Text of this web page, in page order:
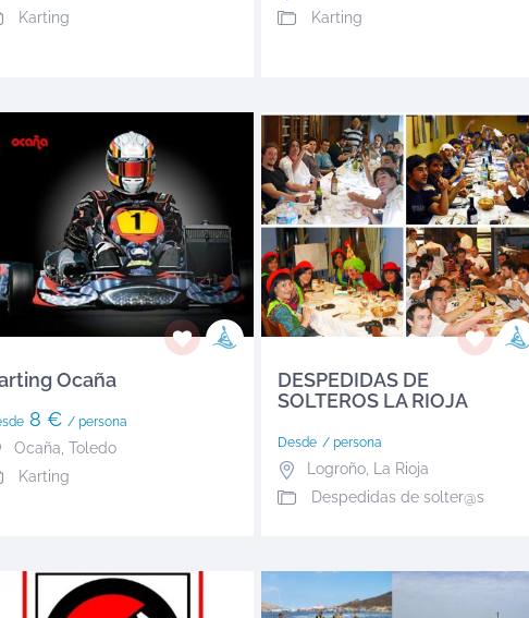
Karting
Karting
Ocaña
8 € / persona
Ocaña Toledo
Karting
DESPEDIDAS DE
SOLTEROS LA RIOJA
Desde / persona
Logroño,
La Rioja
Despedidas de solter@s